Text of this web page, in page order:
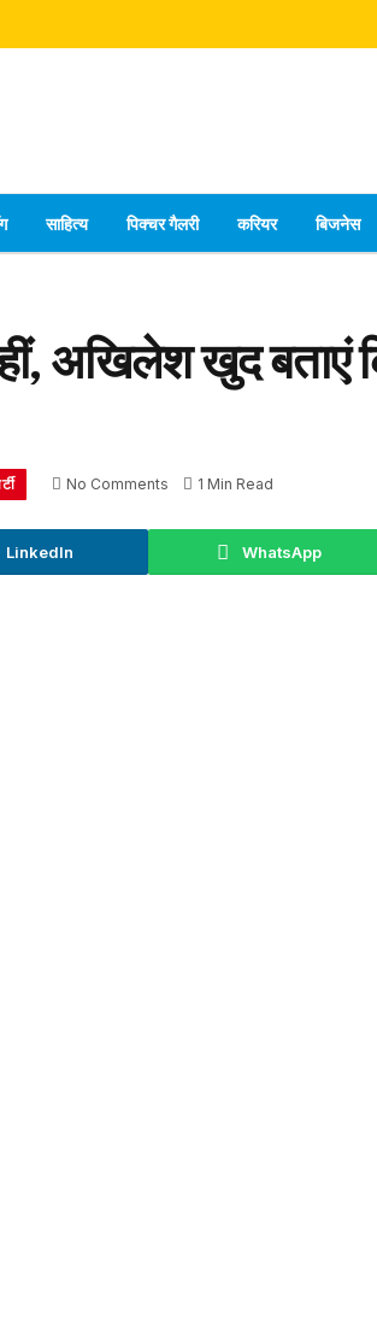
साहित्य पिक्चर गैलरी करियर बिजनेस
अखिलेश खुद
No Comments 1 Min Read
LinkedIn WhatsApp